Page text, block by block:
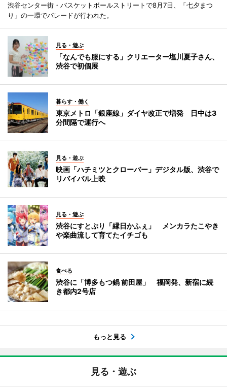
渋谷センター街・バスケットボールストリートで8月7日、「七夕まつ
り」の一環でパレードが行われた。
見る・遊ぶ
「なんでも服にする」クリエーター塩川夏子さん、
渋谷で初個展
暮らす・働く
東京メトロ「銀座線」ダイヤ改正で増発 日中は3
分間隔で運行へ
見る・遊ぶ
映画「ハチミツとクローバー」デジタル版、渋谷で
リバイバル上映
見る・遊ぶ
渋谷にすとぷり「縁日かふぇ」 メンカラたこやき
や楽曲流して育てたイチゴも
食べる
渋谷に「博多もつ鍋 前田屋」 福岡発、新宿に続
き都内2号店
もっと見る
見る・遊ぶ